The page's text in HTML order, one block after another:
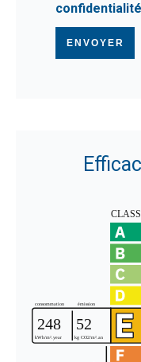
confidentialité
ENVOYER